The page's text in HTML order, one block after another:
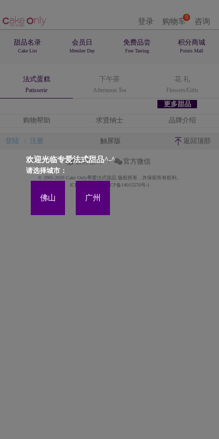
登录 0
购物车 咨询
甜品名录
Cake List
会员日
Member Day
免费品尝
Free Tasting
积分商城
Points Mall
法式蛋糕
Patisserie
下午茶
Afternoon Tea
花.礼
Flowers/Gifts
更多甜品
欢迎光临专爱法式甜品^-^
请选择城市：
佛山 广州
购物帮助 求贤纳士 品牌介绍
登陆 注册 触屏版 返回顶部
官方微博 官方微信
© 2005-2026 Cake Only專愛法式甜品 版权所有，并保留所有权利。
ICP备案证书号:粤ICP备14015570号-1